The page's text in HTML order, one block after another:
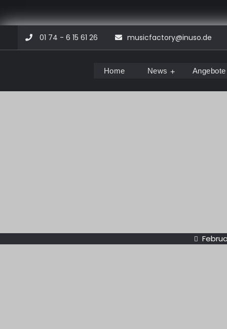
content
01 74 - 6 15 61 26 musicfactory@inuso.de
MusicfactoryHome News Angebote